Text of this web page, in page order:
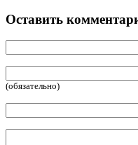
Оставить
(обязательно)